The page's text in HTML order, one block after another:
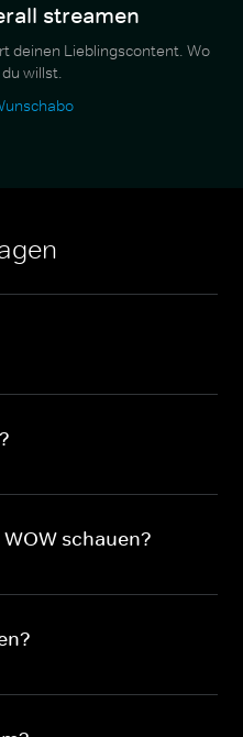
streamen
deinen Lieblingscontent. Wo
willst.
schauen?